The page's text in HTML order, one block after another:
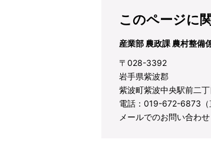
このページに
産業部 農政課 農村整備
〒028-3392
岩手県紫波郡
紫波町紫波中央駅前二
電話：019-672-6873（
メールでのお問い合わせ